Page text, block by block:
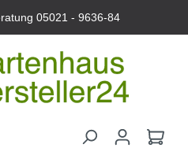
05021 - 9636-84